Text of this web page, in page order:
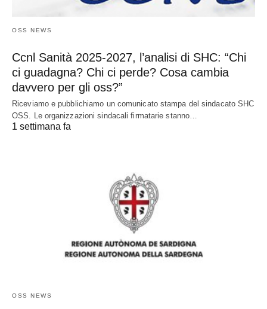
OSS NEWS
Ccnl Sanità 2025-2027, l’analisi di SHC: “Chi
ci guadagna? Chi ci perde? Cosa cambia
davvero per gli oss?”
Riceviamo e pubblichiamo un comunicato stampa del sindacato SHC
OSS. Le organizzazioni sindacali firmatarie stanno…
1 settimana fa
OSS NEWS